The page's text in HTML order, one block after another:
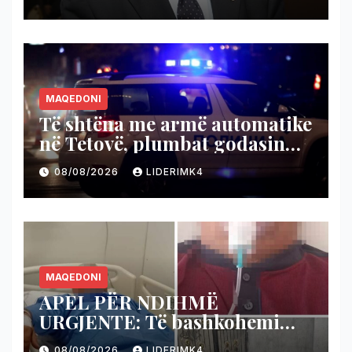
MAQEDONI
Të shtëna me armë automatike
në Tetovë, plumbat godasin
shtëpinë dhe veturën e një 48-
vjeçari
08/08/2026 LIDERIMK4
MAQEDONI
APEL PËR NDIHMË
URGJENTE: Të bashkohemi
për shpëtimin e veteranit
08/08/2026 LIDERIMK4